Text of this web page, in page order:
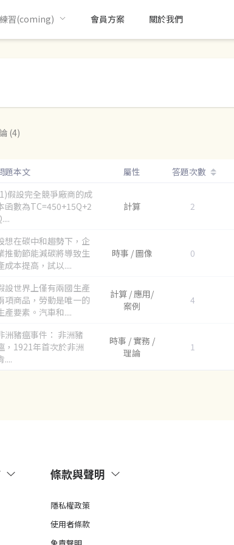
習(coming) 會員方案 關於我們
(4)
題本文 屬性 答題次數
假設完全競爭廠商的成
函數為TC=450+15Q+2
計算 2
想在碳中和趨勢下，企
推動節能減碳將導致生
成本提高，試以....
時事 / 圖像 0
設世界上僅有兩國生產
項商品，勞動是唯一的
產要素。汽車和....
計算 / 應用/
案例
4
洲豬瘟事件： 非洲豬
，1921年首次於非洲
....
時事 / 實務 /
理論
1
條款與聲明
隱私權政策
使用者條款